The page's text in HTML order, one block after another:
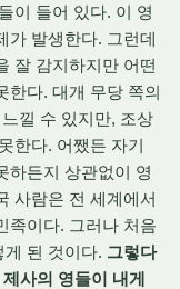
이 들어 있다. 이 영
가 발생한다. 그런데
잘 감지하지만 어떤
한다. 대개 무당 쪽의
낄 수 있지만, 조상
한다. 어쨌든 자기
하든지 상관없이 영
사람은 전 세계에서
족이다. 그러나 처음
된 것이다. 그렇다
사의 영들이 내게